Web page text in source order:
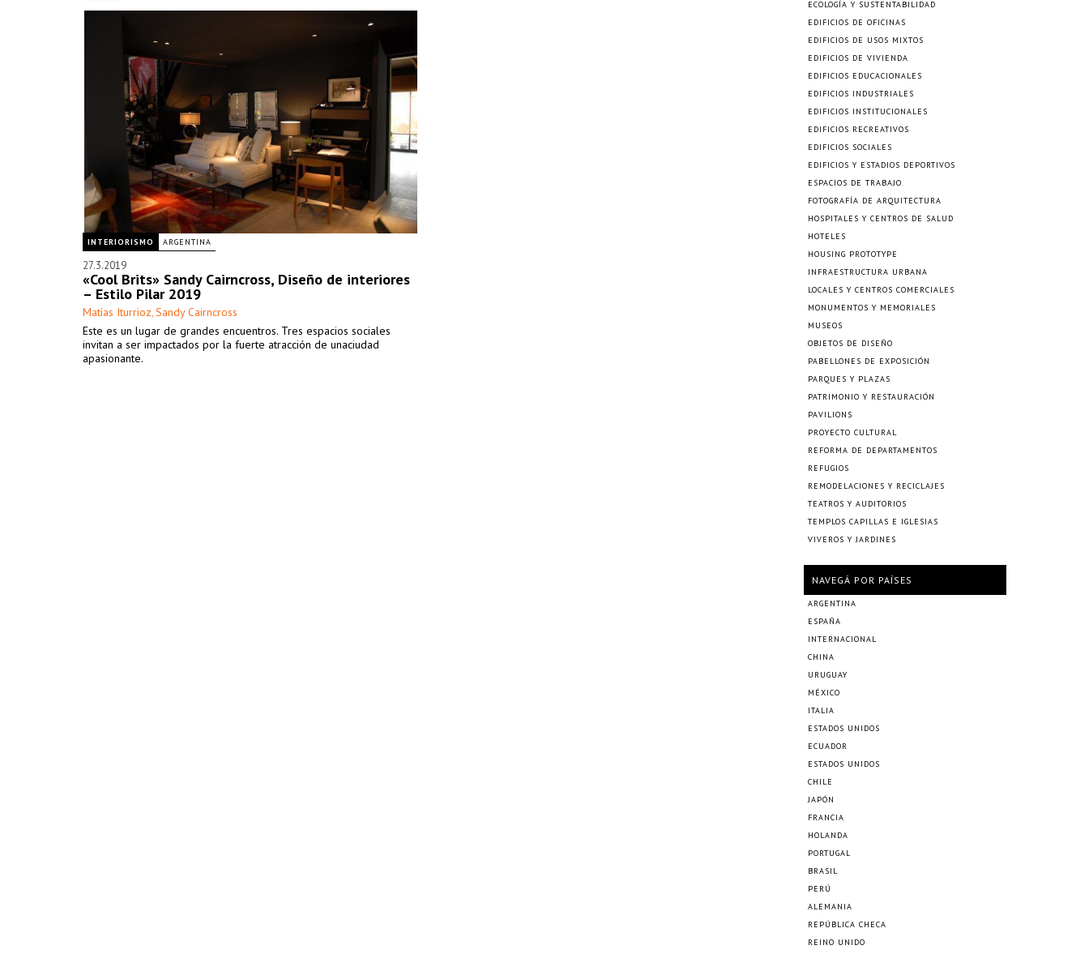
INTERIORISMO ARGENTINA
27.3.2019
«Cool Brits» Sandy Cairncross, Diseño de interiores
– Estilo Pilar 2019
Matías Iturrioz, Sandy Cairncross
Este es un lugar de grandes encuentros. Tres espacios sociales
invitan a ser impactados por la fuerte atracción de unaciudad
apasionante.
ECOLOGÍA Y SUSTENTABILIDAD
EDIFICIOS DE OFICINAS
EDIFICIOS DE USOS MIXTOS
EDIFICIOS DE VIVIENDA
EDIFICIOS EDUCACIONALES
EDIFICIOS INDUSTRIALES
EDIFICIOS INSTITUCIONALES
EDIFICIOS RECREATIVOS
EDIFICIOS SOCIALES
EDIFICIOS Y ESTADIOS DEPORTIVOS
ESPACIOS DE TRABAJO
FOTOGRAFÍA DE ARQUITECTURA
HOSPITALES Y CENTROS DE SALUD
HOTELES
HOUSING PROTOTYPE
INFRAESTRUCTURA URBANA
LOCALES Y CENTROS COMERCIALES
MONUMENTOS Y MEMORIALES
MUSEOS
OBJETOS DE DISEÑO
PABELLONES DE EXPOSICIÓN
PARQUES Y PLAZAS
PATRIMONIO Y RESTAURACIÓN
PAVILIONS
PROYECTO CULTURAL
REFORMA DE DEPARTAMENTOS
REFUGIOS
REMODELACIONES Y RECICLAJES
TEATROS Y AUDITORIOS
TEMPLOS CAPILLAS E IGLESIAS
VIVEROS Y JARDINES
NAVEGÁ POR PAÍSES
ARGENTINA
ESPAÑA
INTERNACIONAL
CHINA
URUGUAY
MÉXICO
ITALIA
ESTADOS UNIDOS
ECUADOR
ESTADOS UNIDOS
CHILE
JAPÓN
FRANCIA
HOLANDA
PORTUGAL
BRASIL
PERÚ
ALEMANIA
REPÚBLICA CHECA
REINO UNIDO